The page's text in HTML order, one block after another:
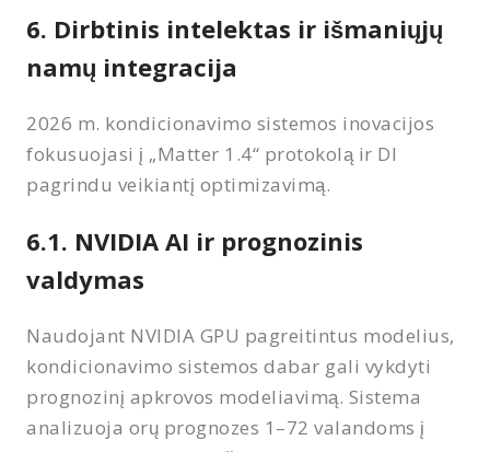
6. Dirbtinis intelektas ir išmaniųjų
namų integracija
2026 m. kondicionavimo sistemos inovacijos
fokusuojasi į „Matter 1.4“ protokolą ir DI
pagrindu veikiantį optimizavimą.
6.1. NVIDIA AI ir prognozinis
valdymas
Naudojant NVIDIA GPU pagreitintus modelius,
kondicionavimo sistemos dabar gali vykdyti
prognozinį apkrovos modeliavimą. Sistema
analizuoja orų prognozes 1–72 valandoms į